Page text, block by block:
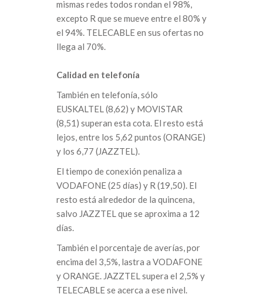
mismas redes todos rondan el 98%,
excepto R que se mueve entre el 80% y
el 94%. TELECABLE en sus ofertas no
llega al 70%.
Calidad en telefonía
También en telefonía, sólo
EUSKALTEL (8,62) y MOVISTAR
(8,51) superan esta cota. El resto está
lejos, entre los 5,62 puntos (ORANGE)
y los 6,77 (JAZZTEL).
El tiempo de conexión penaliza a
VODAFONE (25 días) y R (19,50). El
resto está alrededor de la quincena,
salvo JAZZTEL que se aproxima a 12
días.
También el porcentaje de averías, por
encima del 3,5%, lastra a VODAFONE
y ORANGE. JAZZTEL supera el 2,5% y
TELECABLE se acerca a ese nivel.